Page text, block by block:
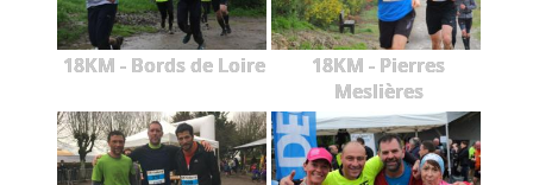
18KM - Bords de Loire
18KM - Pierres
Meslières